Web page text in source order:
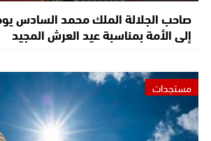
صاحب الجلالة الملك محمد السادس
إلى الأمة بمناسبة عيد العرش المجيد
مستجدات